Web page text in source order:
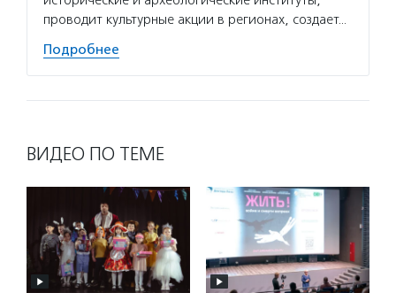
проводит культурные акции в регионах, создает…
Подробнее
ВИДЕО ПО ТЕМЕ